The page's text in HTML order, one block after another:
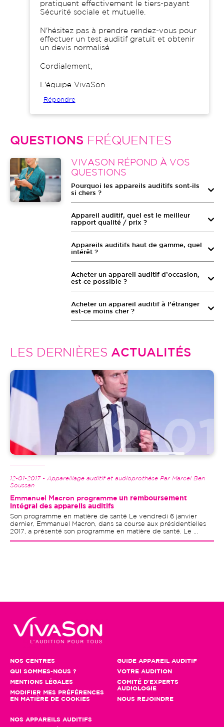
pratiquent effectivement le tiers-payant
Sécurité sociale et mutuelle.
N'hésitez pas à prendre rendez-vous pour
effectuer un test auditif gratuit et obtenir
un devis normalisé
Cordialement,
L'équipe VivaSon
Répondre
QUESTIONS FRÉQUENTES
Image
VIVASON RÉPOND À VOS
QUESTIONS
Pourquoi les appareils auditifs sont-ils
si chers ?
Appareil auditif, quel est le meilleur
rapport qualité / prix ?
Appareils auditifs haut de gamme, quel
intérêt ?
Acheter un appareil auditif d’occasion,
est-ce possible ?
Acheter un appareil auditif à l’étranger
est-ce moins cher ?
LES DERNIÈRES ACTUALITÉS
Image
12-01-2017 - Appareillage auditif et audioprothèse Par Marcel Ben
Soussan
Emmanuel Macron programme un remboursement
intégral des appareils auditifs
Son programme en matière de santé Le vendredi 6 janvier
dernier, Emmanuel Macron, dans sa course aux présidentielles
2017, a présenté son programme en matière de santé. Le ...
NOS CENTRES
QUI SOMMES-NOUS ?
MENTIONS LÉGALES
MODIFIER MES PRÉFÉRENCES
EN MATIÈRE DE COOKIES
GUIDE APPAREIL AUDITIF
VOTRE AUDITION
COMITÉ D'EXPERTS
AUDIOLOGIE
NOUS REJOINDRE
NOS APPAREILS AUDITIFS